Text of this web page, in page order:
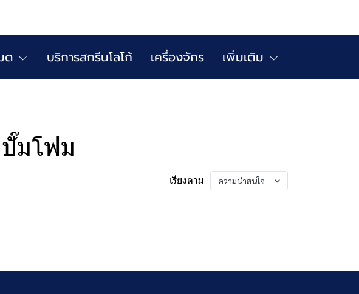
ด บริการสกรีนโลโก้ เครื่องจักร เพิ่มเติม
มโฟม
เรียงตาม ความน่าสนใจ